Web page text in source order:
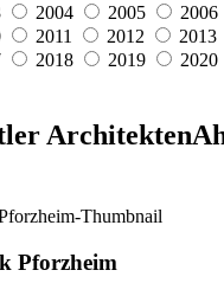
2004 2005 2006
2011 2012 2013
2018 2019 2020
Architekten
Pforzheim